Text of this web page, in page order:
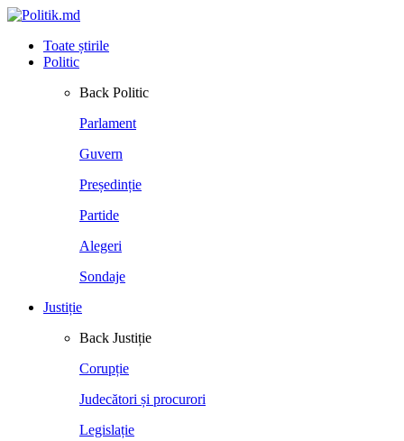
Toate știrile
Politic
Back Politic
Parlament
Guvern
Președinție
Partide
Alegeri
Sondaje
Justiție
Back Justiție
Corupție
Judecători și procurori
Legislație